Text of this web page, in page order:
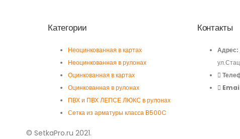
Категории
Неоцинкованная в картах
Неоцинкованная в рулонах
Оцинкованная в картах
Оцинкованная в рулонах
ПВХ и ПВХ ЛЕПСЕ ЛЮКС в рулонах
Сетка из арматуры класса B500C
Контакты
Адрес:
© SetkaPro.ru 2021.